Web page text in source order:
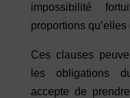
impossibilité
proportions
Ces clauses
les obligations
accepte de